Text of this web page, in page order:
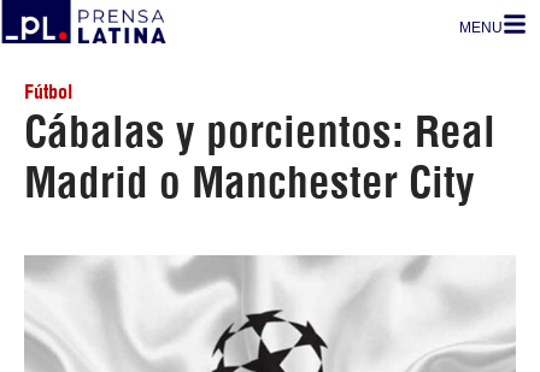
MENU
Fútbol
Cábalas y porcientos: Real
Madrid o Manchester City